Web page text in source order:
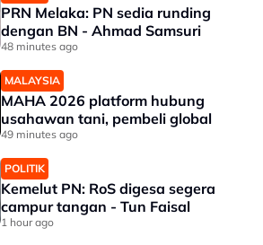
PRN Melaka: PN sedia runding
dengan BN - Ahmad Samsuri
48 minutes ago
MALAYSIA
MAHA 2026 platform hubung
usahawan tani, pembeli global
49 minutes ago
POLITIK
Kemelut PN: RoS digesa segera
campur tangan - Tun Faisal
1 hour ago